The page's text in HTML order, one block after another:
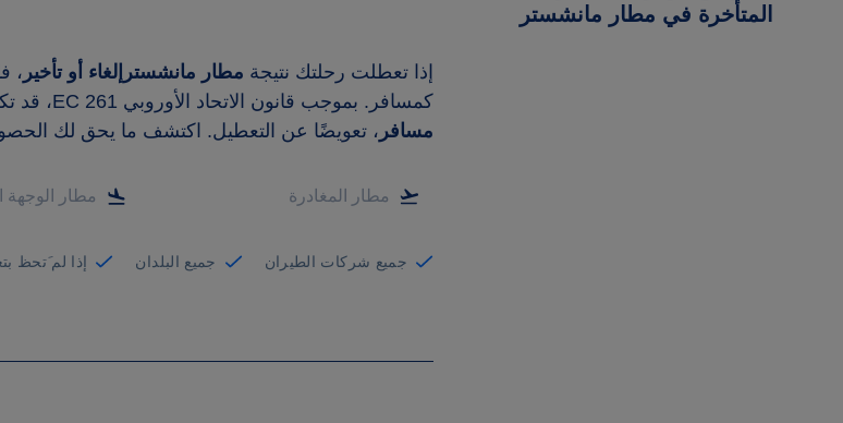
المتأخرة في مطار مانشستر
إذا تعطلت رحلتك نتيجة مطار مانشسترإلغاء أو تأخير ،
كمسافر. بموجب قانون الاتحاد الأوروبي EC 261، قد تكون مؤهلاً للحصول
مسافر ، تعويضًا عن التعطيل. اكتشف ما يحق لك
جميع شركات الطيران جميع البلدان إذا لم َتحظ